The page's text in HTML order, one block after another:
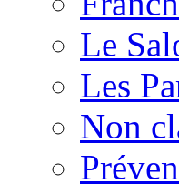
Le
Les
Non